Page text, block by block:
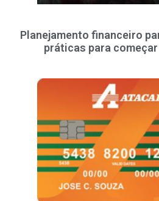
Planejamento financeiro
práticas para